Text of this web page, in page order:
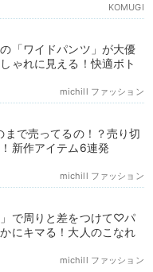
KOMUGI
「ワイドパンツ」が大優
ゃれに見える！快適ボト
michill ファッション
まで売ってるの！？売り切
新作アイテム6連発
michill ファッション
で周りと差をつけて♡パ
にキマる！大人のこなれ
michill ファッション